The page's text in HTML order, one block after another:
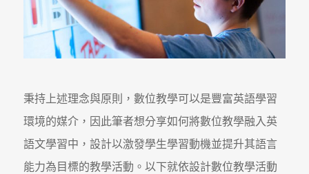
秉持上述理念與原則，數位教學可以是豐富英語學習
環境的媒介，因此筆者想分享如何將數位教學融入英
語文學習中，設計以激發學生學習動機並提升其語言
能力為目標的教學活動。以下就依設計數位教學活動